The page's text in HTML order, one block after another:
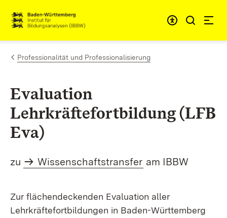
Zum Inhalt springen
Link zur Startseite
Professionalität und Professionalisierung
Evaluation
Lehrkräftefortbildung (LFB
Eva)
zu Wissenschaftstransfer am IBBW
Zur flächendeckenden Evaluation aller
Lehrkräftefortbildungen in Baden-Württemberg